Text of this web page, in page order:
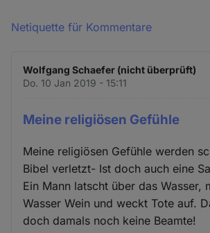
Netiquette für Kommentare
Wolfgang Schaefer (nicht überprüft)
Do. 10 Jan 2019 - 15:11
Meine religiösen Gefühle
Meine religiösen Gefühle werden
Bibel verletzt- Ist doch auch eine
Ein Mann latscht über das Wasser,
Wasser Wein und weckt Tote auf.
doch damals noch keine Beamte!